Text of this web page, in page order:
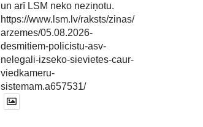
un arī LSM neko neziņotu.
https://www.lsm.lv/raksts/zinas/
arzemes/05.08.2026-
desmitiem-policistu-asv-
nelegali-izseko-sievietes-caur-
viedkameru-
sistemam.a657531/